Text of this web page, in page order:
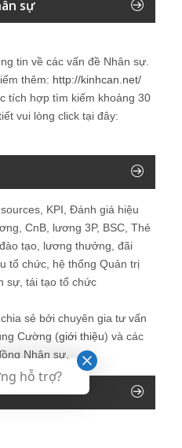
sự
tin về các vấn đề Nhân sự
thêm: http://kinhcan.net/
tích hợp tìm kiếm khoảng 30
vui lòng click tại đây:
KPI, Đánh giá hiệu
CnB, lương 3P, BSC, Thẻ
tạo, lương thưởng, đãi
tổ chức, hệ thống Quản trị
sự, tái tạo tổ chức
sẻ bởi chuyên gia tư vấn
Cường (giới thiệu) và các
Nhân sự.
hỗ trợ?